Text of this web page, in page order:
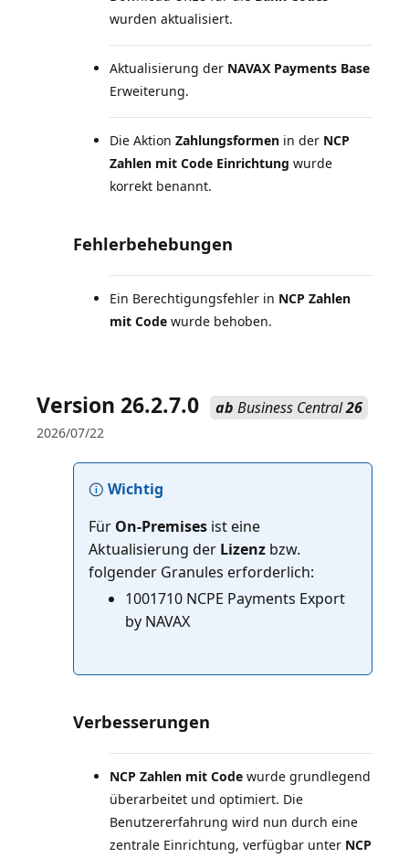
wurden aktualisiert.
Aktualisierung der NAVAX Payments Base
Erweiterung.
Die Aktion Zahlungsformen in der NCP
Zahlen mit Code Einrichtung wurde
korrekt benannt.
Fehlerbehebungen
Ein Berechtigungsfehler in NCP Zahlen
mit Code wurde behoben.
Version 26.2.7.0 ab Business Central26
2026/07/22
Wichtig
Für On-Premises ist eine
Aktualisierung der Lizenz bzw.
1001710 NCPE Payments Export
by NAVAX
Verbesserungen
NCP Zahlen mit Code wurde grundlegend
überarbeitet und optimiert. Die
Benutzererfahrung wird nun durch eine
zentrale Einrichtung, verfügbar unter NCP